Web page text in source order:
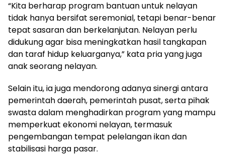
“Kita berharap program bantuan untuk nelayan
tidak hanya bersifat seremonial, tetapi benar-benar
tepat sasaran dan berkelanjutan. Nelayan perlu
didukung agar bisa meningkatkan hasil tangkapan
dan taraf hidup keluarganya,” kata pria yang juga
anak seorang nelayan.
Selain itu, ia juga mendorong adanya sinergi antara
pemerintah daerah, pemerintah pusat, serta pihak
swasta dalam menghadirkan program yang mampu
memperkuat ekonomi nelayan, termasuk
pengembangan tempat pelelangan ikan dan
stabilisasi harga pasar.